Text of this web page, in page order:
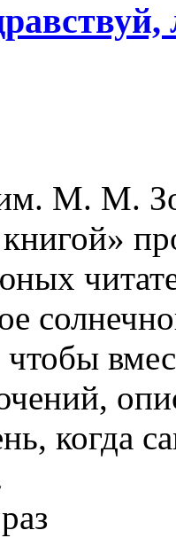
М. М.
чтобы
когда
раз